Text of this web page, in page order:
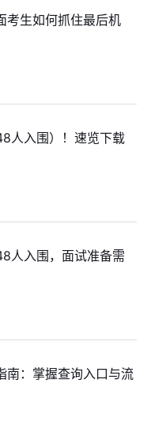
考生如何抓住最后机
人入围）！速览下载
人入围，面试准备需
南：掌握查询入口与流